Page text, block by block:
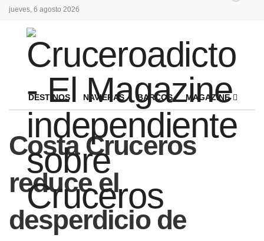
jueves, 6 agosto 2026
DESTINOS NAVIERAS BARCOS MAGAZINE
Costa Cruceros
reduce el
desperdicio de